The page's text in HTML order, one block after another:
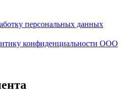
персональных данных
конфиденциальности ООО